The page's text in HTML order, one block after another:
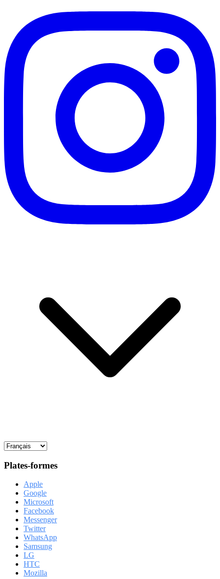
Plates-formes
Apple
Google
Microsoft
Facebook
Messenger
Twitter
WhatsApp
Samsung
LG
HTC
Mozilla